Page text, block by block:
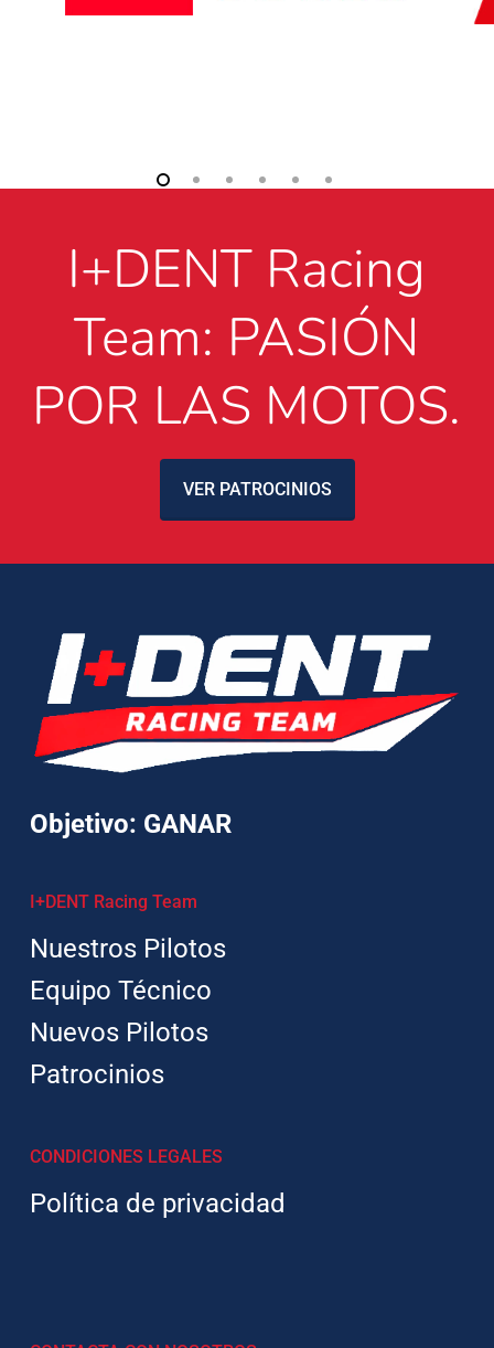
I+DENT Racing
Team: PASIÓN
POR LAS MOTOS.
VER PATROCINIOS
Objetivo: GANAR
I+DENT Racing Team
Nuestros Pilotos
Equipo Técnico
Nuevos Pilotos
Patrocinios
CONDICIONES LEGALES
Política de privacidad